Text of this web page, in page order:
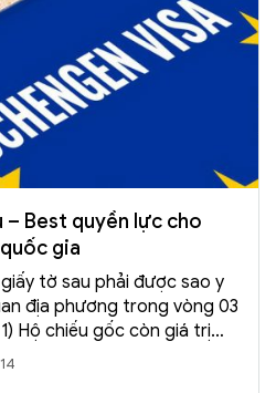
– Best quyền lực cho
gia
tờ sau phải được sao y
địa phương trong vòng 03
Hộ chiếu gốc còn giá trị
thúc chuyến đi có ký tên
03, còn ít […] Xem →